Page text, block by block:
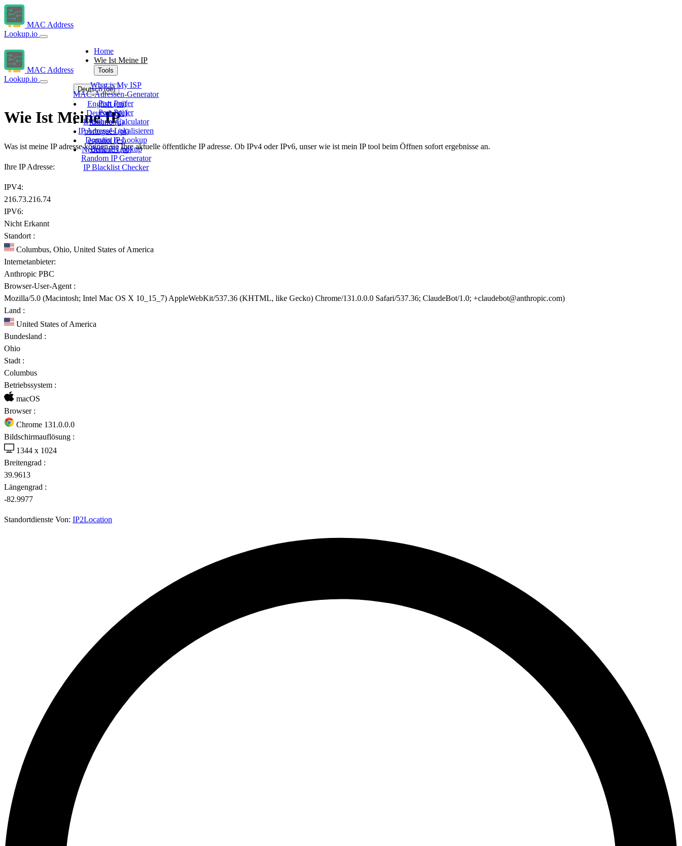
MAC Address
Lookup.io
MAC Address
Lookup.io
Home
Wie Ist Meine IP
Tools
What is My ISP
MAC-Adressen-Generator
Port Prüfer
Port Prüfer
IP Subnet Calculator
IP Adresse Lokalisieren
Domain IP Lookup
Bulk IP Lookup
Random IP Generator
IP Blacklist Checker
Deutsch(de)
English(en)
Deutsch(de)
italiano(it)
português(pt)
español(es)
Nederlands(nl)
Wie Ist Meine IP
Was ist meine IP adresse können sie Ihre aktuelle öffentliche IP adresse. Ob IPv4 oder IPv6, unser wie ist mein IP tool beim Öffnen sofort ergebnisse an.
Ihre IP Adresse:
IPV4:
216.73.216.74
IPV6:
Nicht Erkannt
Standort :
Columbus, Ohio, United States of America
Internetanbieter:
Anthropic PBC
Browser-User-Agent :
Mozilla/5.0 (Macintosh; Intel Mac OS X 10_15_7) AppleWebKit/537.36 (KHTML, like Gecko) Chrome/131.0.0.0 Safari/537.36; ClaudeBot/1.0; +claudebot@anthropic.com)
Land :
United States of America
Bundesland :
Ohio
Stadt :
Columbus
Betriebssystem :
macOS
Browser :
Chrome 131.0.0.0
Bildschirmauflösung :
1344 x 1024
Breitengrad :
39.9613
Längengrad :
-82.9977
Standortdienste Von: IP2Location